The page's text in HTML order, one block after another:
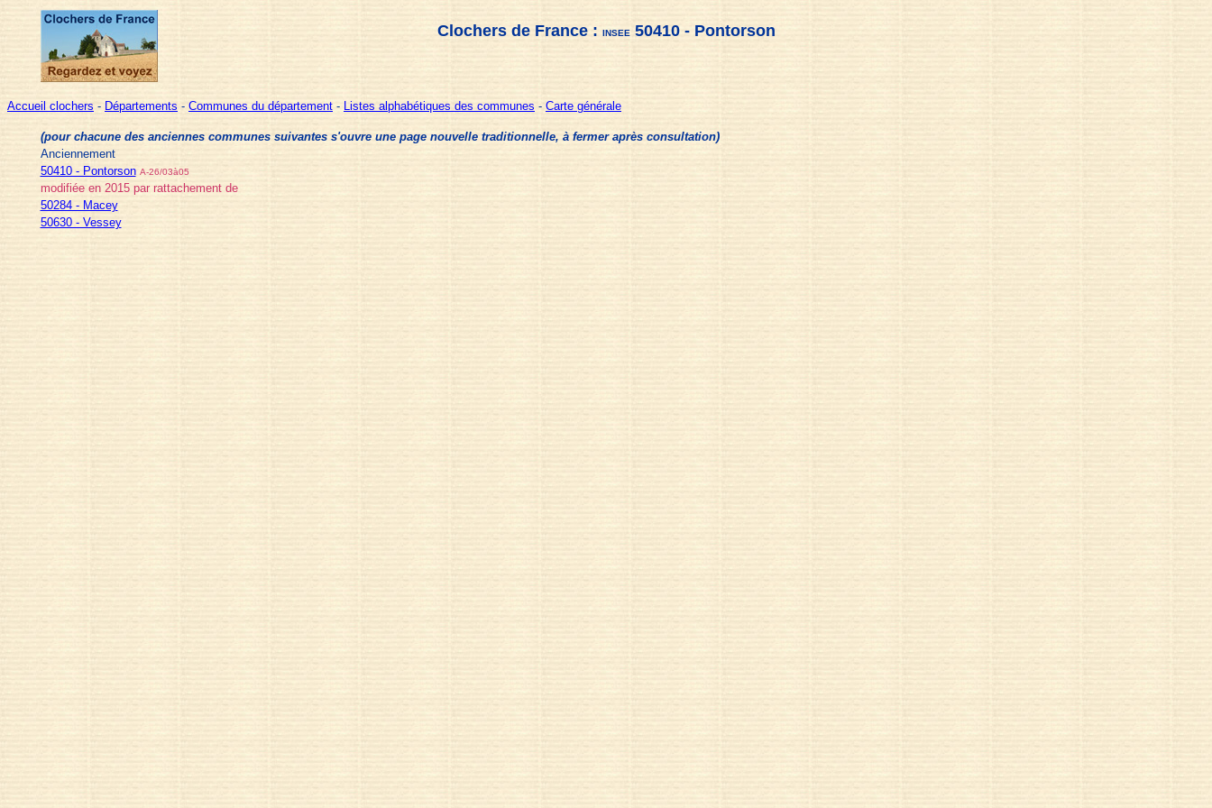
Clochers de France : INSEE 50410 - Pontorson
Accueil clochers - Départements - Communes du département - Listes alphabétiques des communes - Carte générale
(pour chacune des anciennes communes suivantes s'ouvre une page nouvelle traditionnelle, à fermer après consultation)
Anciennement
50410 - Pontorson A-26/03à05
modifiée en 2015 par rattachement de
50284 - Macey
50630 - Vessey